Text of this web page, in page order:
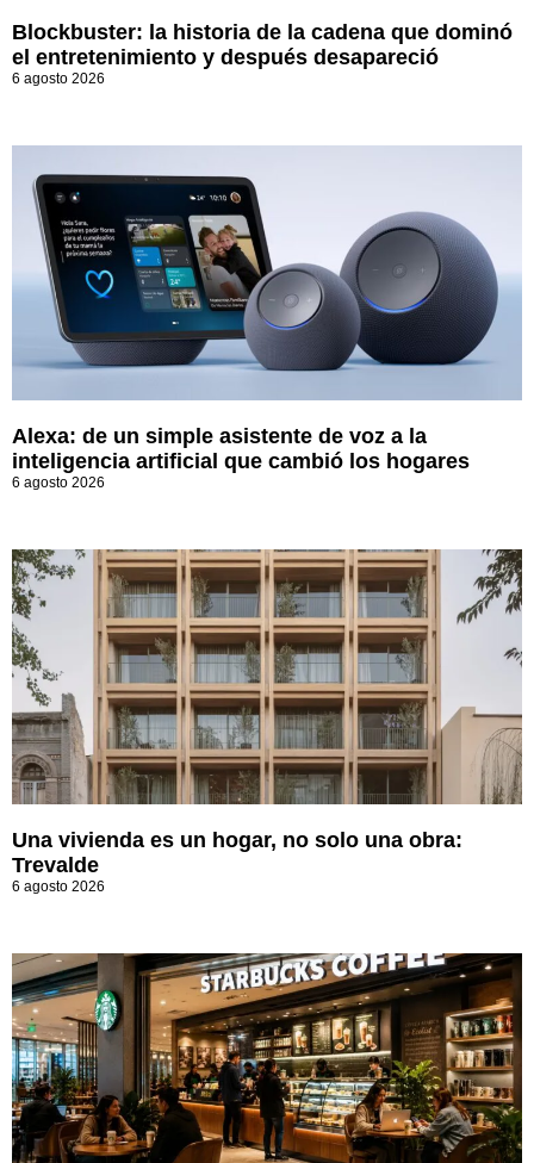
Blockbuster: la historia de la cadena que dominó
el entretenimiento y después desapareció
6 agosto 2026
Alexa: de un simple asistente de voz a la
inteligencia artificial que cambió los hogares
6 agosto 2026
Una vivienda es un hogar, no solo una obra:
Trevalde
6 agosto 2026